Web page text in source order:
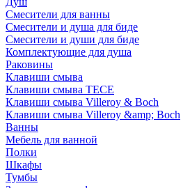
Смесители для ванны
Смесители и душа для биде
Смесители и души для биде
Комплектующие для душа
Раковины
Клавиши смыва
Клавиши смыва TECE
Клавиши смыва Villeroy & Boch
Клавиши смыва Villeroy &amp; Boch
Ванны
Мебель для ванной
Полки
Шкафы
Тумбы